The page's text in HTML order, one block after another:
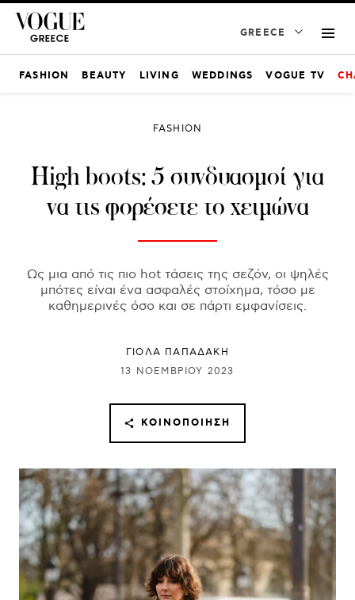
GREECE
FASHION BEAUTY LIVING WEDDINGS VOGUE TV
FASHION
High boots: 5 συνδυασμοί για
να τις φορέσετε το χειμώνα
Ως μια από τις πιο hot τάσεις της σεζόν, οι ψηλές
μπότες είναι ένα ασφαλές στοίχημα, τόσο με
καθημερινές όσο και σε πάρτι εμφανίσεις.
ΓΙΌΛΑ ΠΑΠΑΔΆΚΗ
13 ΝΟΕΜΒΡΊΟΥ 2023
ΚΟΙΝΟΠΟΊΗΣΗ